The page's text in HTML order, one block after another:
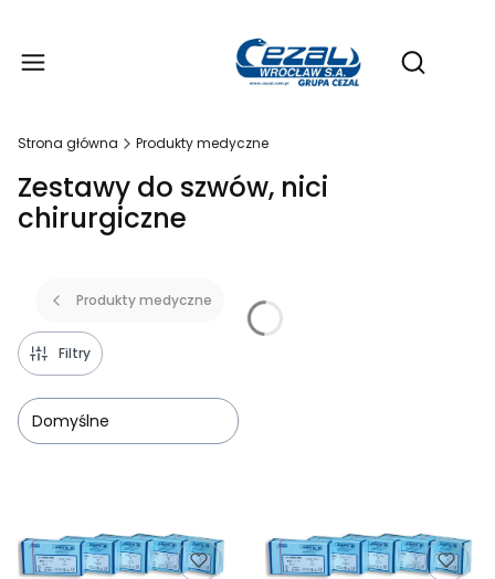
Otwórz
Strona główna Produkty medyczne
Zestawy do szwów, nici
chirurgiczne
Produkty medyczne
Filtry
Domyślne